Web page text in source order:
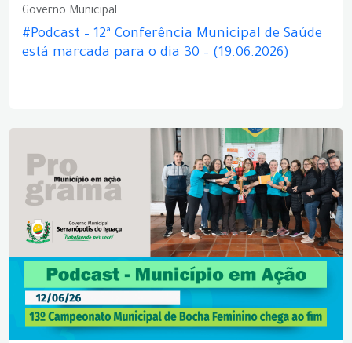
Governo Municipal
#Podcast – 12ª Conferência Municipal de Saúde
está marcada para o dia 30 – (19.06.2026)